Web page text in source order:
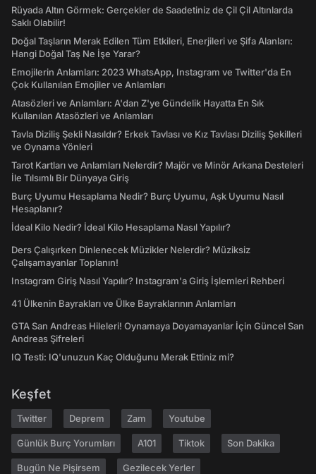
Rüyada Altın Görmek: Gerçekler de Saadetiniz de Çil Çil Altınlarda
Saklı Olabilir!
Doğal Taşların Merak Edilen Tüm Etkileri, Enerjileri ve Şifa Alanları:
Hangi Doğal Taş Ne İşe Yarar?
Emojilerin Anlamları: 2023 WhatsApp, Instagram ve Twitter'da En
Çok Kullanılan Emojiler ve Anlamları
Atasözleri ve Anlamları: A'dan Z'ye Gündelik Hayatta En Sık
Kullanılan Atasözleri ve Anlamları
Tavla Diziliş Şekli Nasıldır? Erkek Tavlası ve Kız Tavlası Diziliş Şekilleri
ve Oynama Yönleri
Tarot Kartları ve Anlamları Nelerdir? Majör ve Minör Arkana Desteleri
İle Tılsımlı Bir Dünyaya Giriş
Burç Uyumu Hesaplama Nedir? Burç Uyumu, Aşk Uyumu Nasıl
Hesaplanır?
İdeal Kilo Nedir? İdeal Kilo Hesaplama Nasıl Yapılır?
Ders Çalışırken Dinlenecek Müzikler Nelerdir? Müziksiz
Çalışamayanlar Toplanın!
Instagram Giriş Nasıl Yapılır? Instagram'a Giriş İşlemleri Rehberi
41 Ülkenin Bayrakları ve Ülke Bayraklarının Anlamları
GTA San Andreas Hileleri! Oynamaya Doyamayanlar İçin Güncel San
Andreas Şifreleri
IQ Testi: IQ'unuzun Kaç Olduğunu Merak Ettiniz mi?
Keşfet
Twitter Deprem Zam Youtube
Günlük Burç Yorumları A101 Tiktok Son Dakika
Bugün Ne Pişirsem Gezilecek Yerler